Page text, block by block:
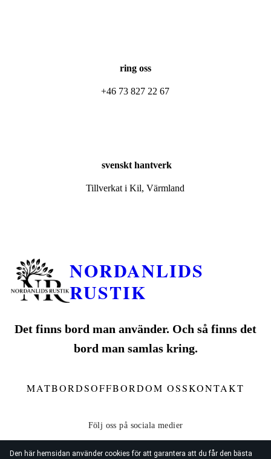
Den här hemsidan använder cookies för att garantera att du får den bästa
ring oss
+46 73 827 22 67
svenskt hantverk
Tillverkat i Kil, Värmland
NORDANLIDS
RUSTIK
Det finns bord man använder. Och så finns det
bord man samlas kring.
MATBORDSOFFBORDOM OSSKONTAKT